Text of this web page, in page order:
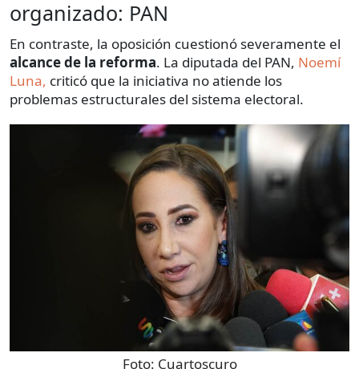
organizado: PAN
En contraste, la oposición cuestionó severamente el
alcance de la reforma. La diputada del PAN, Noemí
Luna, criticó que la iniciativa no atiende los
problemas estructurales del sistema electoral.
Foto: Cuartoscuro